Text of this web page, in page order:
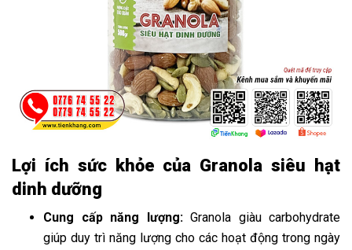
Lợi ích sức khỏe của Granola siêu hạt
dinh dưỡng
Cung cấp năng lượng:Granola giàu carbohydrate
giúp duy trì năng lượng cho các hoạt động trong ngày